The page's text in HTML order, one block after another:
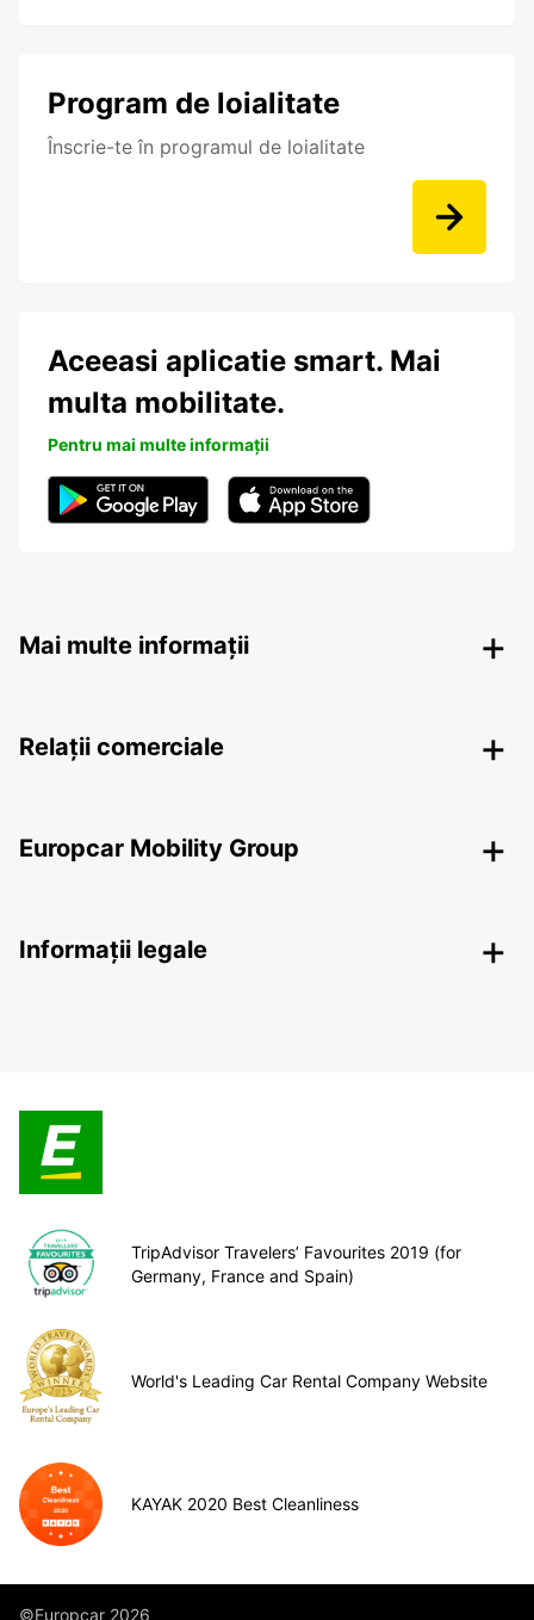
Program de loialitate
Înscrie-te în programul de loialitate
Aceeasi aplicatie smart. Mai
multa mobilitate.
Pentru mai multe informații
Mai multe informații
Relații comerciale
Europcar Mobility Group
Informații legale
TripAdvisor Travelers’ Favourites 2019 (for
Germany, France and Spain)
World's Leading Car Rental Company Website
KAYAK 2020 Best Cleanliness
©Europcar 2026